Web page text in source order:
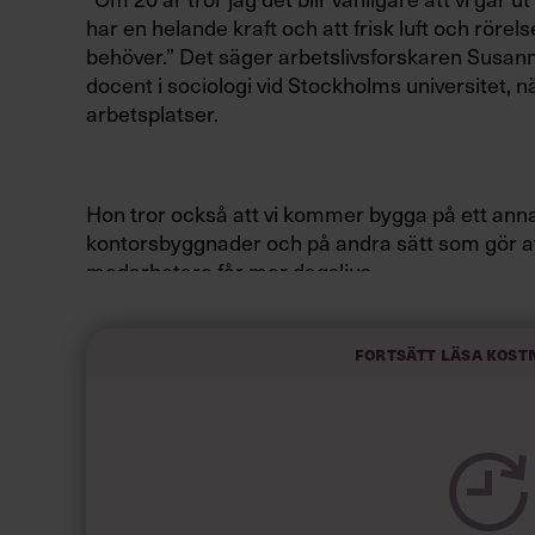
har en helande kraft och att frisk luft och
behöver.” Det säger arbetslivsforskaren
docent i sociologi vid Stockholms universitet,
arbetsplatser.
Hon tror också att vi kommer bygga på ett
kontorsbyggnader och på andra sätt som gör
medarbetare får mer dagsljus.
Susanna Toivanen är också övertygad om
rätt ända – internt och inte i rådande trender
boken Framtidens arbetsplatser – Att
Fortsätt läsa